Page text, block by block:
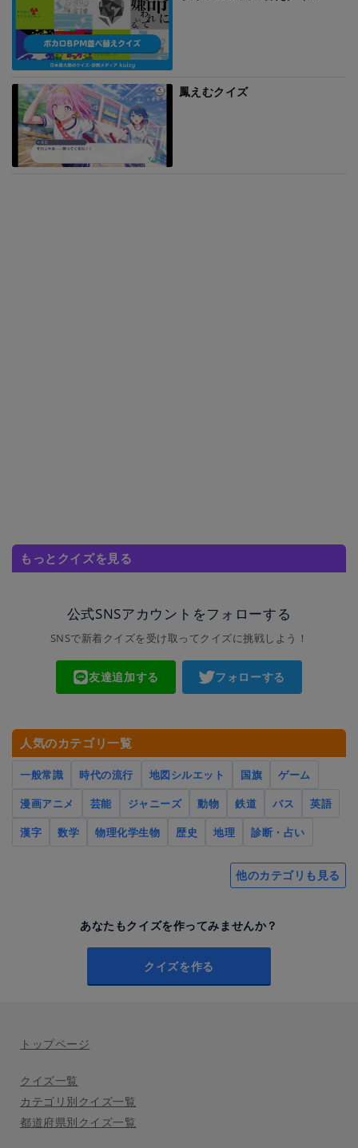
鳳えむクイズ
もっとクイズを見る
公式SNSアカウントをフォローする
SNSで新着クイズを受け取ってクイズに挑戦しよう！
友達追加する フォローする
人気のカテゴリ一覧
一般常識 時代の流行 地図シルエット 国旗
ゲーム
漫画アニメ
芸能 ジャニーズ 動物 鉄道 バス
英語
漢字
数学 物理化学生物 歴史 地理 診断・占い
他のカテゴリも見る
あなたもクイズを作ってみませんか？
クイズを作る
トップページ
クイズ一覧
カテゴリ別クイズ一覧
都道府県別クイズ一覧